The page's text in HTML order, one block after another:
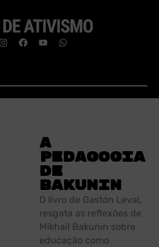
de ferramentas
A
pedagogia
de
Bakunin
O livro de Gastón Leval,
resgata as reflexões de
Mikhail Bakunin sobre
educação como